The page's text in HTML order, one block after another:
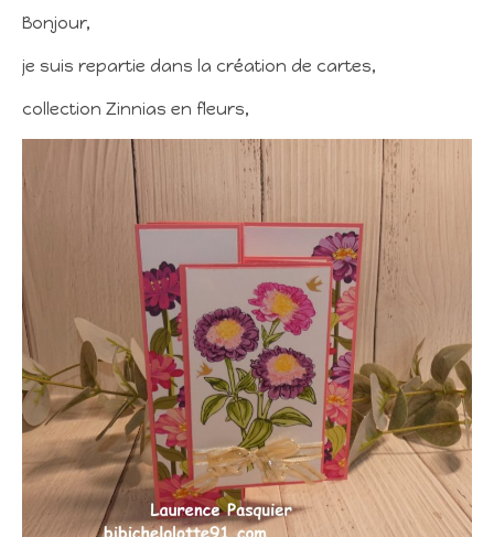
Bonjour,
je suis repartie dans la création de cartes,
collection Zinnias en fleurs,